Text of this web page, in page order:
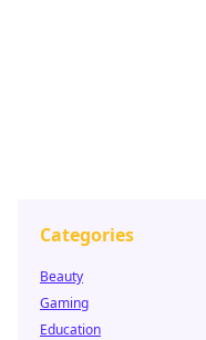
Categories
Beauty
Gaming
Education